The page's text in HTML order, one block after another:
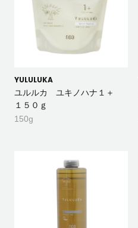
YULULUKA
ユルルカ ユキノハナ１＋
１５０ｇ
150g